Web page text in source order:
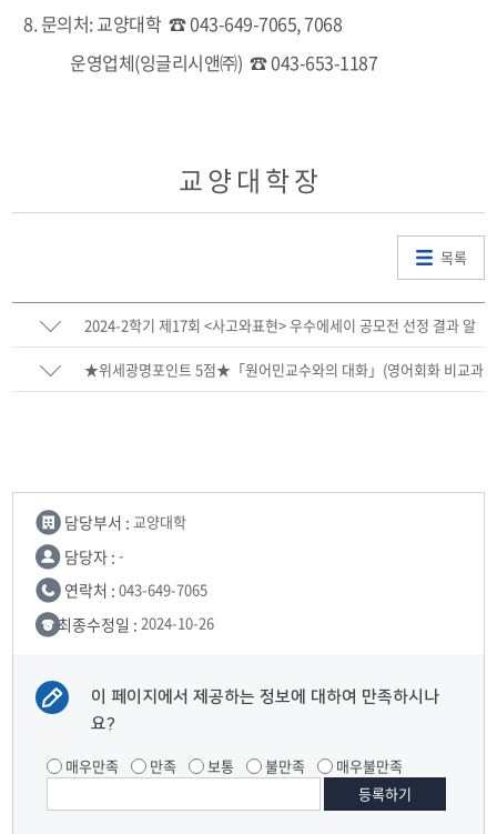
8. 문의처: 교양대학 ☎ 043-649-7065, 7068
운영업체(잉글리시앤㈜) ☎ 043-653-1187
교 양 대 학 장
목록
2024-2학기 제17회 <사고와표현> 우수에세이 공모전 선정 결과 알
림
★위세광명포인트 5점★「원어민교수와의 대화」(영어회화 비교과
담당부서 : 교양대학
담당자 : -
연락처 : 043-649-7065
최종수정일 : 2024-10-26
이 페이지에서 제공하는 정보에 대하여 만족하시나
요?
매우만족 만족 보통 불만족 매우불만족